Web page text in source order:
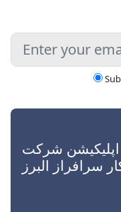
اپلیکیشن شرکت
سرافراز البرز